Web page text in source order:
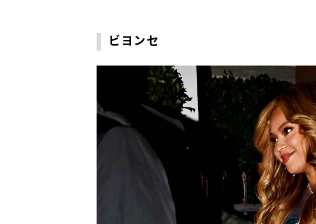
ビヨンセ